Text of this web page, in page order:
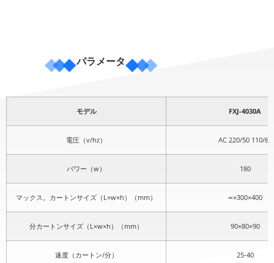
パラメータ
モデル FXJ-4030A
電圧（v/hz） AC 220/50 110/60
パワー（w） 180
マックス。カートンサイズ（L×w×h）（mm） ∞×300×400
分カートンサイズ（L×w×h）（mm） 90×80×90
速度（カートン/分） 25-40